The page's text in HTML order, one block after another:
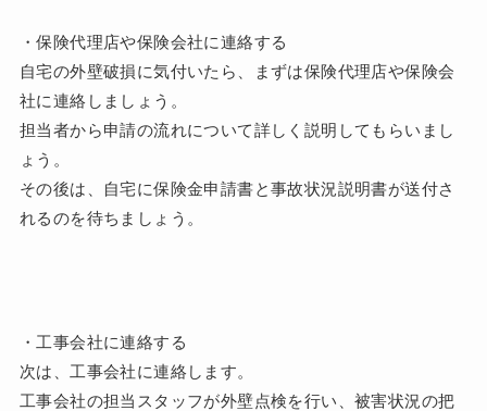
・保険代理店や保険会社に連絡する
自宅の外壁破損に気付いたら、まずは保険代理店や保険会
社に連絡しましょう。
担当者から申請の流れについて詳しく説明してもらいまし
ょう。
その後は、自宅に保険金申請書と事故状況説明書が送付さ
れるのを待ちましょう。
・工事会社に連絡する
次は、工事会社に連絡します。
工事会社の担当スタッフが外壁点検を行い、被害状況の把